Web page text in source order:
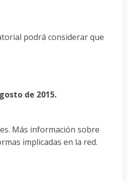
podrá considerar que
de 2015.
Más información sobre
implicadas en la red.